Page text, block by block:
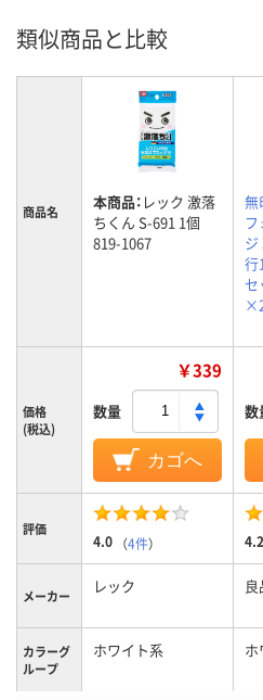
類似商品と比較
商品名 本商品： レック 激落
ちくん S-691 1個
819-1067
無
行
セ
価格
(税込)
￥339
数量
カゴへ
数
評価
4.0 （4件） 4.2
メーカー レック
カラーグ
ループ
ホワイト系 ホ